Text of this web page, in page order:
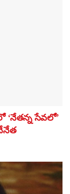
‘నేతన్న సేవలో’